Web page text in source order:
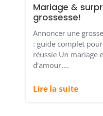
Mariage &
grossesse!
Annoncer une
: guide complet
réussie Un mariage
d’amour....
Lire la suite